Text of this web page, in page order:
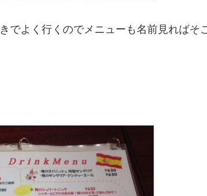
でよく行くのでメニューも名前見ればそ